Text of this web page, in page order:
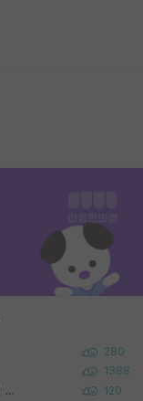
280
1388
대학원생들 교수에게 가스라이팅 당한 것은 이해가 갑니다. 안타깝네요. 120